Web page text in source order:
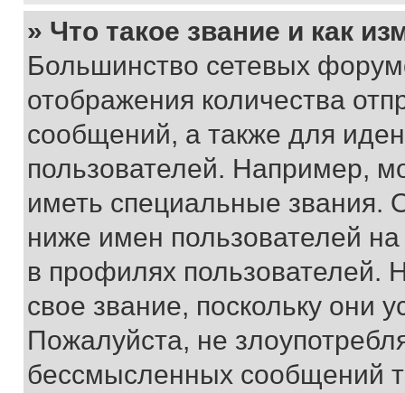
» Что такое звание и как
Большинство сетевых
отображения количества
сообщений, а также для
пользователей. Например,
иметь специальные звания.
ниже имен пользователей
в профилях
свое звание, поскольку они
Пожалуйста, не
бессмысленных сообщений